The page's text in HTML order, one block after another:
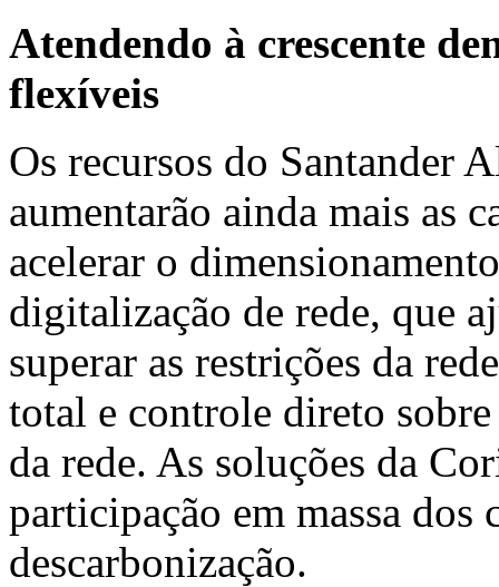
Atendendo à crescente
flexíveis
Os recursos do Santander
aumentarão ainda mais as
acelerar o
digitalização de rede, que
superar as restrições da
total e controle direto
da rede. As soluções da
participação em massa dos
descarbonização.